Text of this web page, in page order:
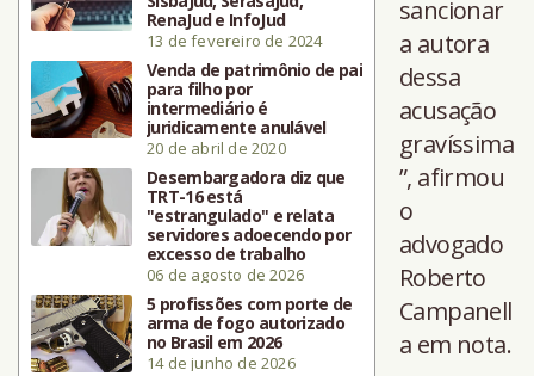
RenaJud e InfoJud
13 de fevereiro de 2024
Venda de patrimônio de pai
para filho por
intermediário é
juridicamente anulável
20 de abril de 2020
Desembargadora diz que
TRT-16 está
"estrangulado" e relata
servidores adoecendo por
excesso de trabalho
06 de agosto de 2026
5 profissões com porte de
arma de fogo autorizado
no Brasil em 2026
14 de junho de 2026
sancionar
a autora
dessa
acusação
gravíssima
”, afirmou
o
advogado
Roberto
Campanell
a em nota.